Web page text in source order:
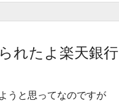
れたよ楽天銀行
うと思ってなのですが